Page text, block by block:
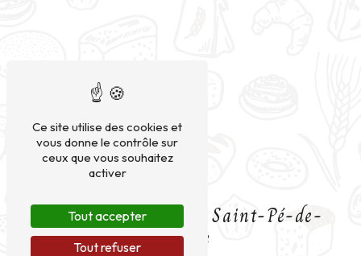
Boulangerie près de Saint-Pé-de-
Bigorre
Ce site utilise des cookies et
vous donne le contrôle sur
ceux que vous souhaitez
activer
Tout accepter
Tout refuser